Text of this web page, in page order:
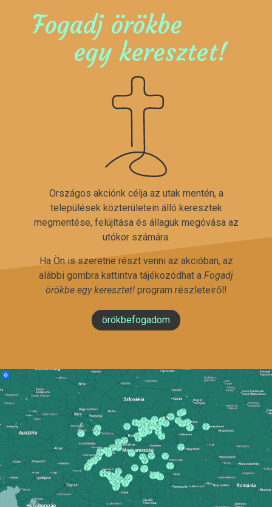
Fogadj örökbe
egy keresztet!
Országos akciónk célja az utak mentén, a
települések közterületein álló keresztek
megmentése, felújítása és állaguk megóvása az
utókor számára.
Ha Ön is szeretne részt venni az akcióban, az
alábbi gombra kattintva tájékozódhat a Fogadj
örökbe egy keresztet!program részleteiről!
örökbefogadom